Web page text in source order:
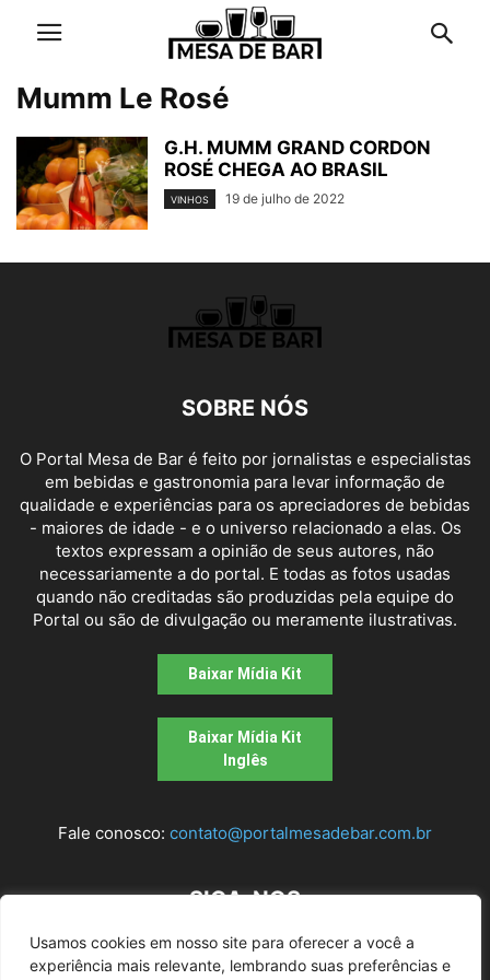
Usamos cookies em nosso site para oferecer a você a
experiência mais relevante, lembrando suas preferências e
Mumm Le Rosé
G.H. MUMM GRAND CORDON
ROSÉ CHEGA AO BRASIL
VINHOS 19 de julho de 2022
SOBRE NÓS
O Portal Mesa de Bar é feito por jornalistas e especialistas
em bebidas e gastronomia para levar informação de
qualidade e experiências para os apreciadores de bebidas
- maiores de idade - e o universo relacionado a elas. Os
textos expressam a opinião de seus autores, não
necessariamente a do portal. E todas as fotos usadas
quando não creditadas são produzidas pela equipe do
Portal ou são de divulgação ou meramente ilustrativas.
Baixar Mídia Kit
Baixar Mídia Kit
Inglês
Fale conosco: contato@portalmesadebar.com.br
SIGA-NOS